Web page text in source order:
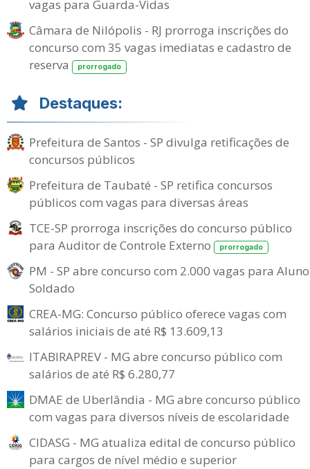
vagas para Guarda-Vidas
Câmara de Nilópolis - RJ prorroga inscrições do
concurso com 35 vagas imediatas e cadastro de
reserva
prorrogado
Destaques:
Prefeitura de Santos - SP divulga retificações de
concursos públicos
Prefeitura de Taubaté - SP retifica concursos
públicos com vagas para diversas áreas
TCE-SP prorroga inscrições do concurso público
para Auditor de Controle Externo
prorrogado
PM - SP abre concurso com 2.000 vagas para
Soldado
CREA-MG: Concurso público oferece vagas com
salários iniciais de até R$ 13.609,13
ITABIRAPREV - MG abre concurso público com
salários de até R$ 6.280,77
DMAE de Uberlândia - MG abre concurso público
com vagas para diversos níveis de escolaridade
CIDASG - MG atualiza edital de concurso público
para cargos de nível médio e superior